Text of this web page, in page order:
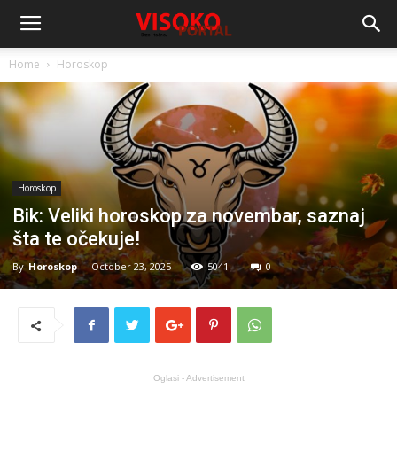
Home Horoskop
Horoskop
Bik: Veliki horoskop za novembar, saznaj
šta te očekuje!
By Horoskop - October 23, 2025 5041 0
Oglasi - Advertisement